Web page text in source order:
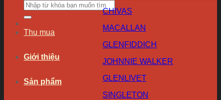
Thu mua
Giới thiệu
Sản phẩm
CHIVAS
MACALLAN
GLENFIDDICH
JOHNNIE WALKER
GLENLIVET
SINGLETON